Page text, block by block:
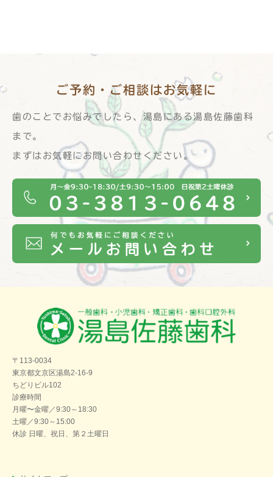
ご予約・ご相談は お気軽に
歯のことでお悩みでしたら、湯島にある湯島佐藤歯科
まで。
まずはお気軽にお問い合わせください。
〒113-0034
東京都文京区湯島2-16-9
ちどりビル102
診療時間
月曜〜金曜／9:30～18:30
土曜／9:30～15:00
休診 日曜、祝日、第２土曜日